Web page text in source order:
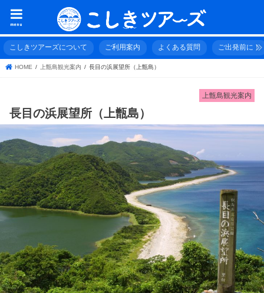
menu
こしきツアーズについて ご利用案内 よくある質問 ご出発前に！
HOME 上甑島観光案内 長目の浜展望所（上甑島）
上甑島観光案内
長目の浜展望所（上甑島）